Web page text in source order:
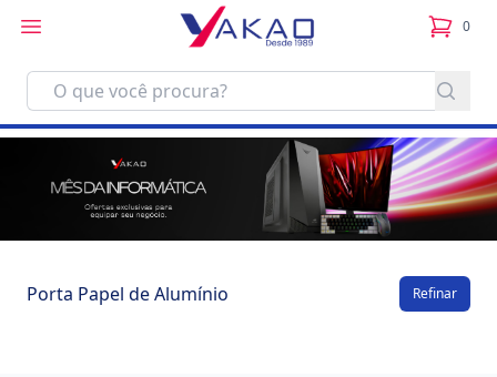
0
itens
Porta Papel de Alumínio Refinar